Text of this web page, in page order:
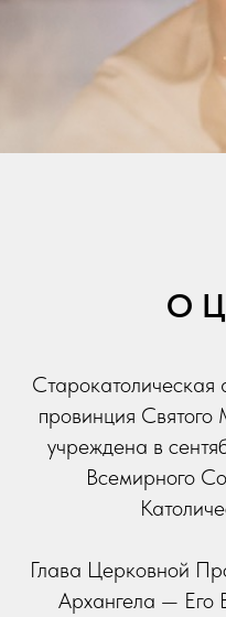
О
Старокатолическая
провинция
учреждена в
Всемирного
Глава Церковной
Архангела — Его